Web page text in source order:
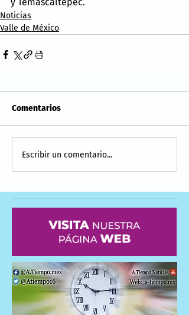
Noticias
Valle de México
Comentarios
Escribir un comentario...